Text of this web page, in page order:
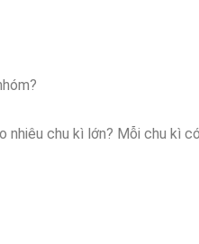
nhiêu chu kì lớn? Mỗi chu kì